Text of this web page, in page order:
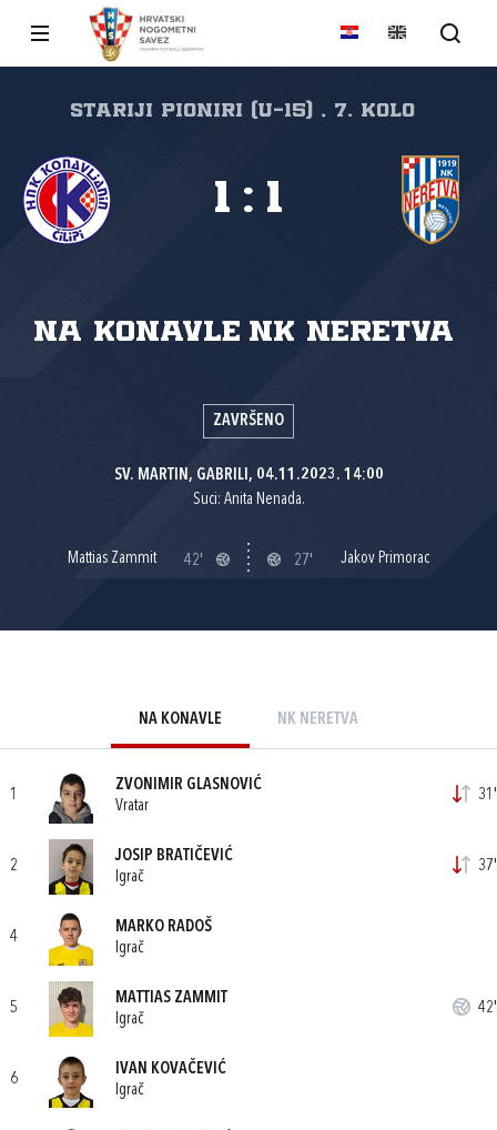
Stariji Pioniri (U-15) , 7. kolo
NA Konavle NK Neretva
1 : 1
ZAVRŠENO
SV. MARTIN, GABRILI, 04.11.2023. 14:00
Suci: Anita Nenada.
Mattias Zammit 42' 27' Jakov Primorac
NA KONAVLE NK NERETVA
1
ZVONIMIR GLASNOVIĆ
Vratar
31'
2
JOSIP BRATIČEVIĆ
Igrač
37'
4
MARKO RADOŠ
Igrač
5
MATTIAS ZAMMIT
Igrač
42'
6
IVAN KOVAČEVIĆ
Igrač